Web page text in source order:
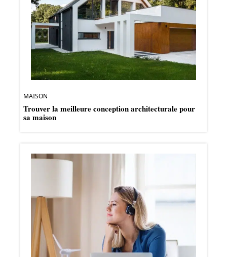
MAISON
Trouver la meilleure conception architecturale pour
sa maison